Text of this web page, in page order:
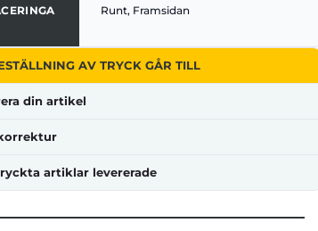
Runt, Framsidan
AV TRYCK GÅR TILL
din artikel
artiklar levererade